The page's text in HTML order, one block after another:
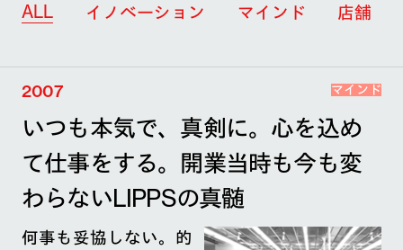
ALL イノベーション マインド 店舗
2007 マインド
いつも本気で、真剣に。心を込め
て仕事をする。開業当時も今も変
わらないLIPPSの真髄
何事も妥協しない。的